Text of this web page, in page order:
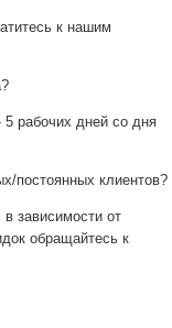
к нашим
5 рабочих дней со дня
постоянных клиентов?
зависимости от
обращайтесь к